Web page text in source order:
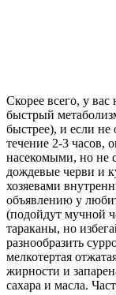
Скорее всего, у
быстрый
быстрее), и если не
течение 2-3 часов,
насекомыми, но не
дождевые черви и
хозяевами
объявлению у
(подойдут мучной
тараканы, но
разнообразить
мелкотертая
жирности и
сахара и масла.